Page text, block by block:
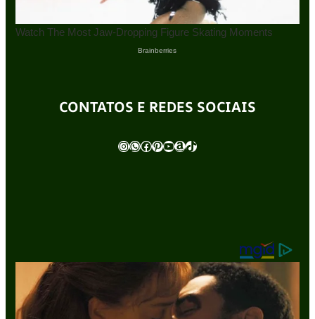
CONTATOS E REDES SOCIAIS
InstagramWhatsApp Facebook Pinterest Youtube Amazon TikTok